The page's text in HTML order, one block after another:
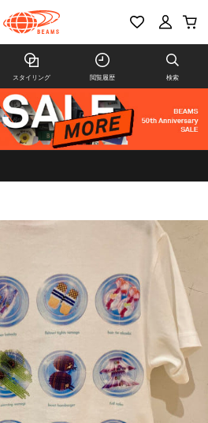
スタイリング 閲覧履歴 検索